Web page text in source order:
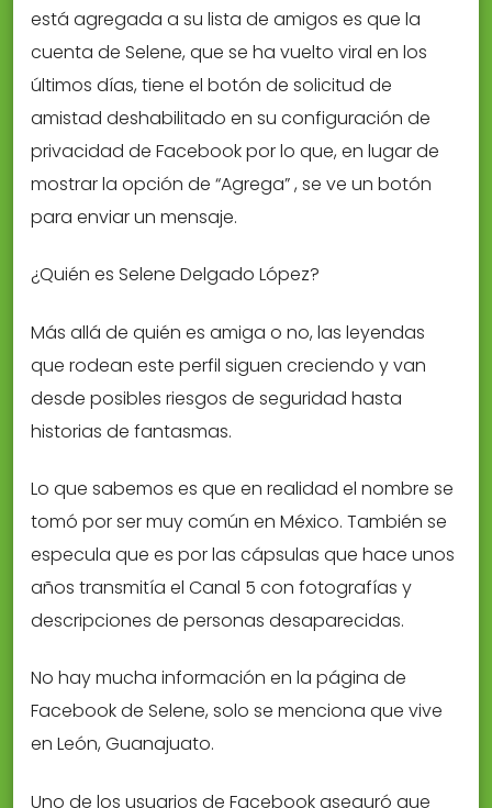
está agregada a su lista de amigos es que la
cuenta de Selene, que se ha vuelto viral en los
últimos días, tiene el botón de solicitud de
amistad deshabilitado en su configuración de
privacidad de Facebook por lo que, en lugar de
mostrar la opción de “Agrega” , se ve un botón
para enviar un mensaje.
¿Quién es Selene Delgado López?
Más allá de quién es amiga o no, las leyendas
que rodean este perfil siguen creciendo y van
desde posibles riesgos de seguridad hasta
historias de fantasmas.
Lo que sabemos es que en realidad el nombre se
tomó por ser muy común en México. También se
especula que es por las cápsulas que hace unos
años transmitía el Canal 5 con fotografías y
descripciones de personas desaparecidas.
No hay mucha información en la página de
Facebook de Selene, solo se menciona que vive
en León, Guanajuato.
Uno de los usuarios de Facebook aseguró que